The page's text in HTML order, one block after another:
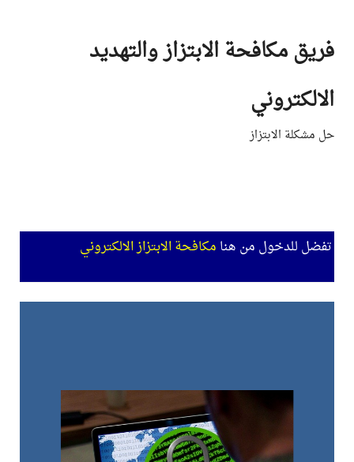
contentفريق مكافحة الابتزاز والتهديد
الالكتروني
حل مشكلة الابتزاز
تفضل للدخول من هنا مكافحة الابتزاز الالكتروني